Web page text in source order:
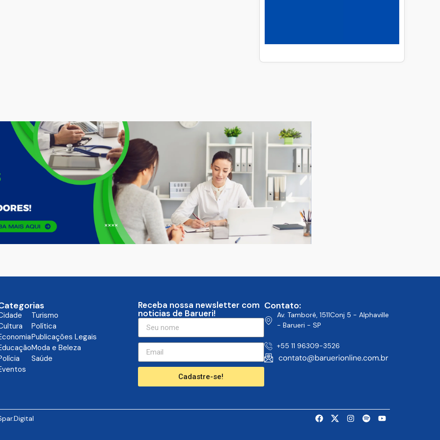
Turismo
Política
Publicações Legais
Moda e Beleza
Saúde
Receba nossa newsletter com
noticias de Barueri!
Cadastre-se!
Contato:
Av. Tamboré, 1511Conj 5 - Alphaville
- Barueri - SP
+55 11 96309-3526